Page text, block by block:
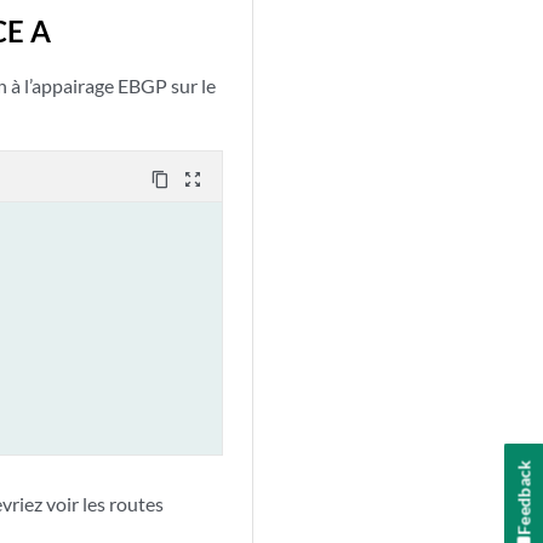
A
l’appairage EBGP sur le
content_copy zoom_out_map
voir les routes
Feedback